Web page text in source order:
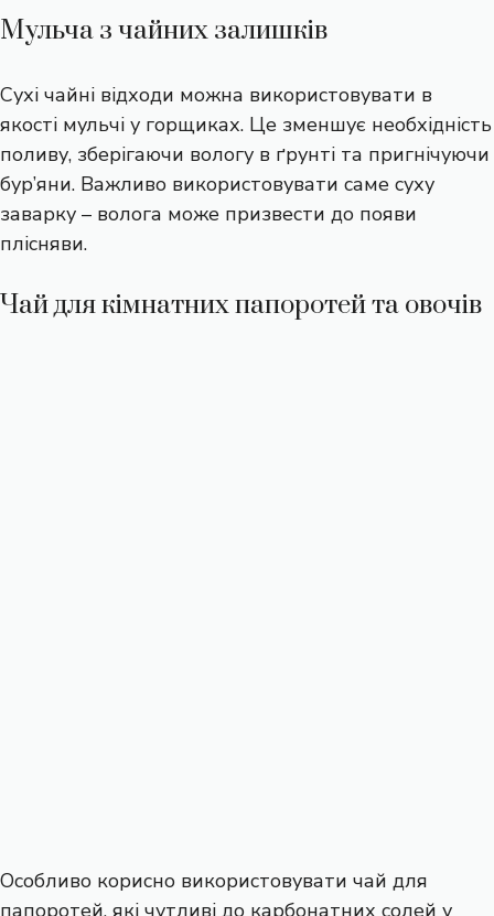
Мульча з чайних залишків
Сухі чайні відходи можна використовувати в
якості мульчі у горщиках. Це зменшує необхідність
поливу, зберігаючи вологу в ґрунті та пригнічуючи
бур’яни. Важливо використовувати саме суху
заварку – волога може призвести до появи
плісняви.
Чай для кімнатних папоротей та овочів
Особливо корисно використовувати чай для
папоротей, які чутливі до карбонатних солей у